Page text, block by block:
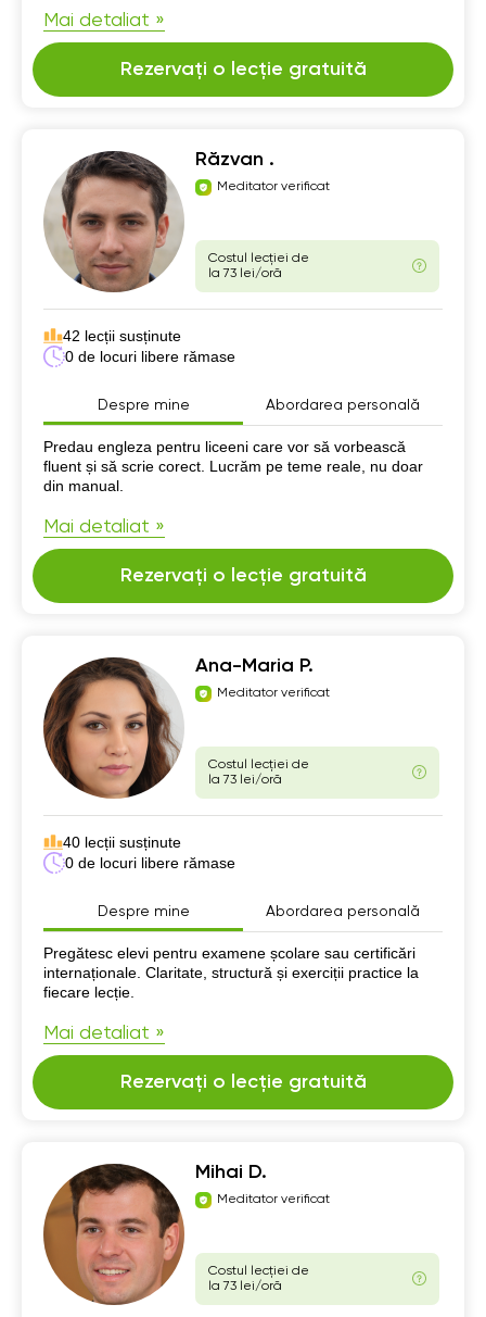
Mai detaliat »
Rezervați o lecție gratuită
Răzvan .
Meditator verificat
Costul lecției de
la 73 lei/oră
42 lecții susținute
0 de locuri libere rămase
Despre mine Abordarea personală
Despre mine
Predau engleza pentru liceeni care vor să vorbească
fluent și să scrie corect. Lucrăm pe teme reale, nu doar
din manual.
Mai detaliat »
Rezervați o lecție gratuită
Ana-Maria P.
Meditator verificat
Costul lecției de
la 73 lei/oră
40 lecții susținute
0 de locuri libere rămase
Despre mine Abordarea personală
Despre mine
Pregătesc elevi pentru examene școlare sau certificări
internaționale. Claritate, structură și exerciții practice la
fiecare lecție.
Mai detaliat »
Rezervați o lecție gratuită
Mihai D.
Meditator verificat
Costul lecției de
la 73 lei/oră